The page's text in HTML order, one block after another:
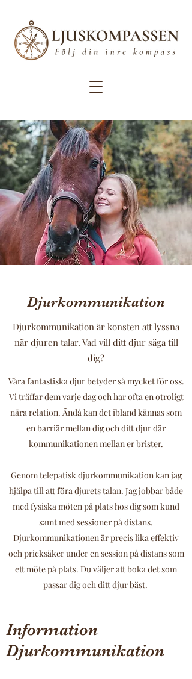
Djurkommunikation
Djurkommunikation är konsten att lyssna
när djuren talar. Vad vill ditt djur säga till
dig?
Våra fantastiska djur betyder så mycket för oss.
Vi träffar dem varje dag och har ofta en otroligt
nära relation. Ändå kan det ibland kännas som
en barriär mellan dig och ditt djur där
kommunikationen mellan er brister.
Genom telepatisk djurkommunikation kan jag
hjälpa till att föra djurets talan. Jag jobbar både
med fysiska möten på plats hos dig som kund
samt med sessioner på distans.
Djurkommunikationen är precis lika effektiv
och pricksäker under en session på distans som
ett möte på plats. Du väljer att boka det som
passar dig och ditt djur bäst.
Information
Djurkommunikation